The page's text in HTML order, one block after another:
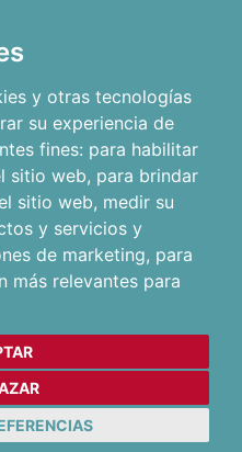
y otras tecnologías
su experiencia de
fines: para habilitar
sitio web, para brindar
sitio web, medir su
y servicios y
de marketing, para
más relevantes para